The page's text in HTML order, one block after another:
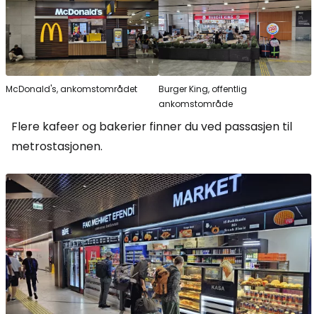
McDonald's, ankomstområdet
Burger King, offentlig
ankomstområde
Flere kafeer og bakerier finner du ved passasjen til
metrostasjonen.